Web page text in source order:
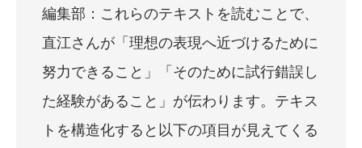
編集部：これらのテキストを読むことで、
直江さんが「理想の表現へ近づけるために
努力できること」「そのために試行錯誤し
た経験があること」が伝わります。テキス
トを構造化すると以下の項目が見えてくる